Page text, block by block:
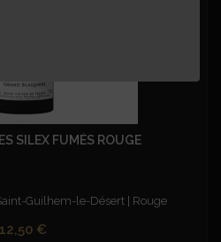
SILEX FUMÉS ROUGE
Guilhem-le-Désert | Rouge
Prix
12,50 €